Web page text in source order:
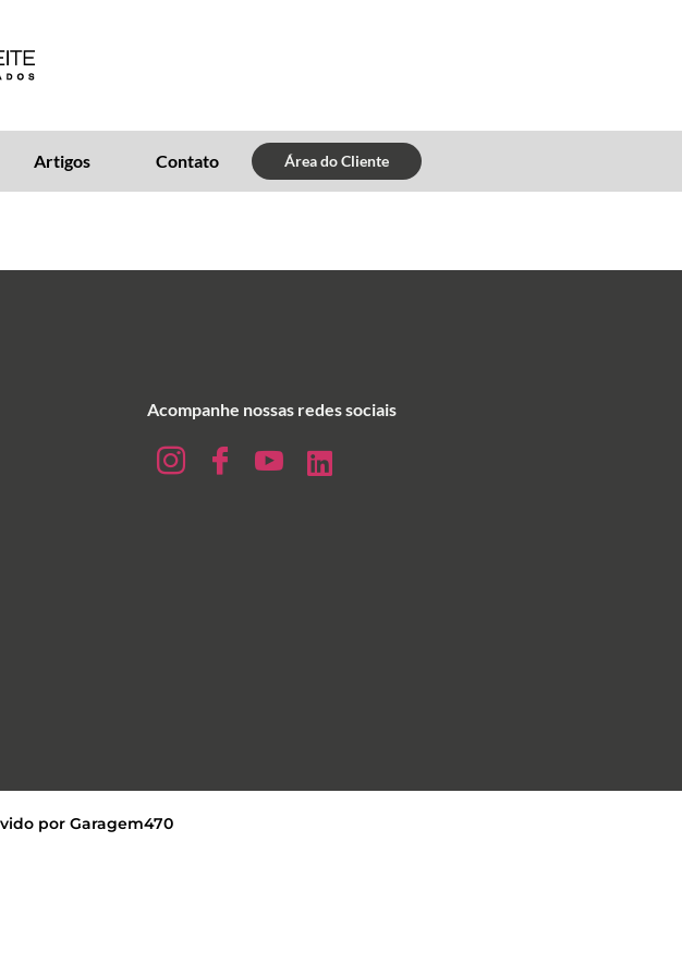
Artigos Contato Área do Cliente
Acompanhe nossas redes sociais
por Garagem470